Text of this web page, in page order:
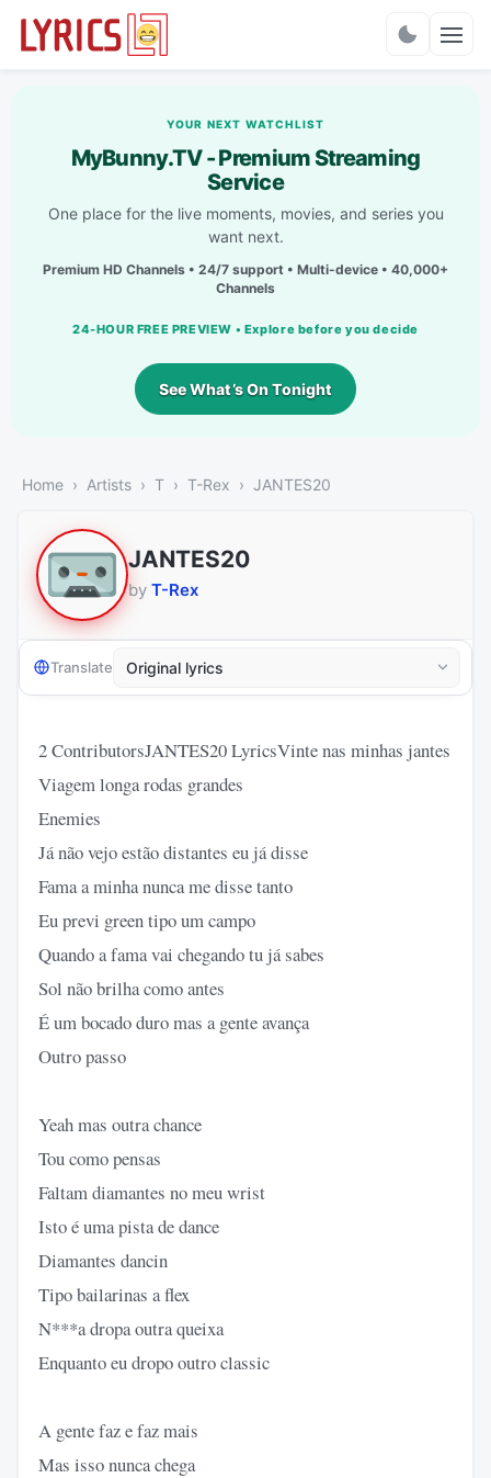
YOUR NEXT WATCHLIST
MyBunny.TV - Premium Streaming
Service
One place for the live moments, movies, and series you
want next.
Premium HD Channels • 24/7 support • Multi-device • 40,000+
Channels
24-HOUR FREE PREVIEW • Explore before you decide
See What’s On Tonight
Home Artists T T-Rex JANTES20
JANTES20
by T-Rex
Translate
2 ContributorsJANTES20 LyricsVinte nas minhas jantes
Viagem longa rodas grandes
Enemies
Já não vejo estão distantes eu já disse
Fama a minha nunca me disse tanto
Eu previ green tipo um campo
Quando a fama vai chegando tu já sabes
Sol não brilha como antes
É um bocado duro mas a gente avança
Outro passo
Yeah mas outra chance
Tou como pensas
Faltam diamantes no meu wrist
Isto é uma pista de dance
Diamantes dancin
Tipo bailarinas a flex
N***a dropa outra queixa
Enquanto eu dropo outro classic
A gente faz e faz mais
Mas isso nunca chega